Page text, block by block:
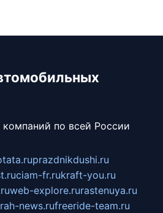
компаний по всей России
prazdnikdushi.ru
ciam-fr.rukraft-you.ru
web-explore.rurastenuya.ru
news.rufreeride-team.ru